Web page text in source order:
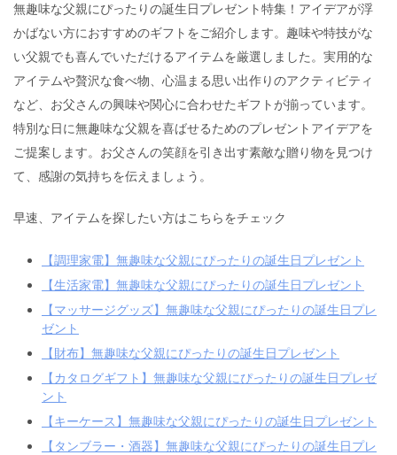
無趣味な父親にぴったりの誕生日プレゼント特集！アイデアが浮
かばない方におすすめのギフトをご紹介します。趣味や特技がな
い父親でも喜んでいただけるアイテムを厳選しました。実用的な
アイテムや贅沢な食べ物、心温まる思い出作りのアクティビティ
など、お父さんの興味や関心に合わせたギフトが揃っています。
特別な日に無趣味な父親を喜ばせるためのプレゼントアイデアを
ご提案します。お父さんの笑顔を引き出す素敵な贈り物を見つけ
て、感謝の気持ちを伝えましょう。
早速、アイテムを探したい方はこちらをチェック
【調理家電】無趣味な父親にぴったりの誕生日プレゼント
【生活家電】無趣味な父親にぴったりの誕生日プレゼント
【マッサージグッズ】無趣味な父親にぴったりの誕生日プレ
ゼント
【財布】無趣味な父親にぴったりの誕生日プレゼント
【カタログギフト】無趣味な父親にぴったりの誕生日プレゼ
ント
【キーケース】無趣味な父親にぴったりの誕生日プレゼント
【タンブラー・酒器】無趣味な父親にぴったりの誕生日プレ